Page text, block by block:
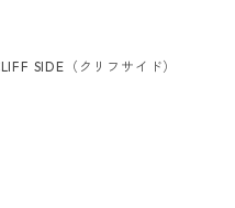
SIDE（クリフサイド）